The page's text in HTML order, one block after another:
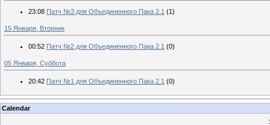
23:08 Патч №3 для Объединенного Пака 2.1 (1)
15 Января, Вторник
00:52 Патч №2 для Объединенного Пака 2.1 (0)
05 Января, Суббота
20:42 Патч №1 для Объединенного Пака 2.1 (0)
Calendar